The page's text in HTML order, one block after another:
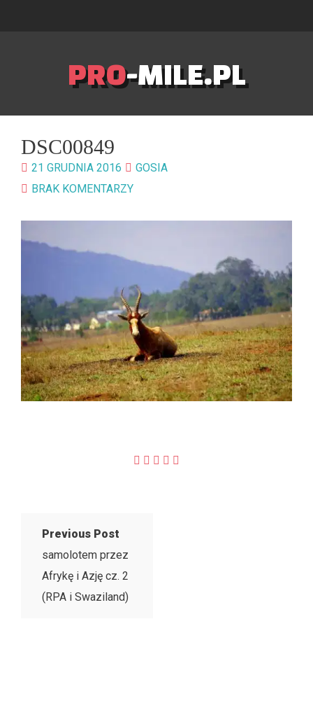
PRO-MILE.PL
DSC00849
21 GRUDNIA 2016
GOSIA
BRAK KOMENTARZY
Previous Post
samolotem przez
Afrykę i Azję cz. 2
(RPA i Swaziland)